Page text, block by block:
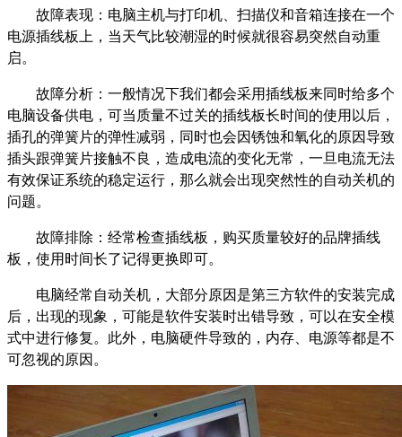
故障表现：电脑主机与打印机、扫描仪和音箱连接在一个
电源插线板上，当天气比较潮湿的时候就很容易突然自动重
启。
故障分析：一般情况下我们都会采用插线板来同时给多个
电脑设备供电，可当质量不过关的插线板长时间的使用以后，
插孔的弹簧片的弹性减弱，同时也会因锈蚀和氧化的原因导致
插头跟弹簧片接触不良，造成电流的变化无常，一旦电流无法
有效保证系统的稳定运行，那么就会出现突然性的自动关机的
问题。
故障排除：经常检查插线板，购买质量较好的品牌插线
板，使用时间长了记得更换即可。
电脑经常自动关机，大部分原因是第三方软件的安装完成
后，出现的现象，可能是软件安装时出错导致，可以在安全模
式中进行修复。此外，电脑硬件导致的，内存、电源等都是不
可忽视的原因。